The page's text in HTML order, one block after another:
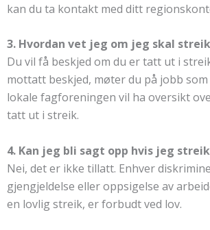
kan du ta kontakt med ditt
3. Hvordan vet jeg om jeg skal
Du vil få beskjed om du er tatt ut i
mottatt beskjed, møter du på jobb
lokale fagforeningen vil ha oversikt
tatt ut i streik.
4. Kan jeg bli sagt opp hvis jeg
Nei, det er ikke tillatt. Enhver
gjengjeldelse eller oppsigelse av
en lovlig streik, er forbudt ved lov.